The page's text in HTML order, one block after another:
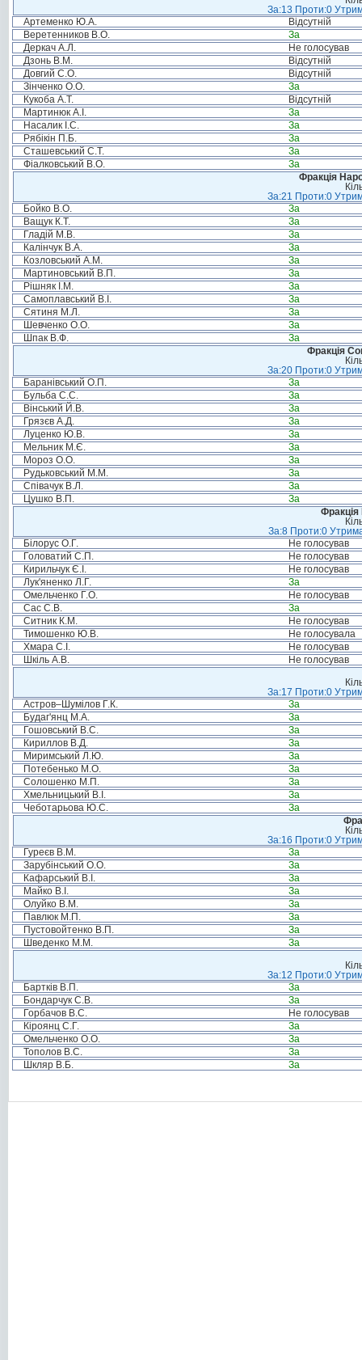
За:13 Проти:0
Артеменко Ю.А.
Відсутній
Веретенников В.О.
За
Деркач А.Л.
Не голосував
Дзонь В.М.
Відсутній
Довгий С.О.
Відсутній
Зінченко О.О.
За
Кукоба А.Т.
Відсутній
Мартинюк А.І.
За
Насалик І.С.
За
Рябікін П.Б.
За
Сташевський С.Т.
За
Фіалковський В.О.
За
Фракція
За:21 Проти:0
Бойко В.О.
За
Ващук К.Т.
За
Гладій М.В.
За
Калінчук В.А.
За
Козловський А.М.
За
Мартиновський В.П.
За
Рішняк І.М.
За
Самоплавський В.І.
За
Сятиня М.Л.
За
Шевченко О.О.
За
Шпак В.Ф.
За
Фракція
За:20 Проти:0
Баранівський О.П.
За
Бульба С.С.
За
Вінський Й.В.
За
Грязєв А.Д.
За
Луценко Ю.В.
За
Мельник М.Є.
За
Мороз О.О.
За
Рудьковський М.М.
За
Співачук В.Л.
За
Цушко В.П.
За
За:8 Проти:0
Білорус О.Г.
Не голосував
Головатий С.П.
Не голосував
Кирильчук Є.І.
Не голосував
Лук'яненко Л.Г.
За
Омельченко Г.О.
Не голосував
Сас С.В.
За
Ситник К.М.
Не голосував
Тимошенко Ю.В.
Не голосувала
Хмара С.І.
Не голосував
Шкіль А.В.
Не голосував
За:17 Проти:0
Астров–Шумілов Г.К.
За
Будаг'янц М.А.
За
Гошовський В.С.
За
Кириллов В.Д.
За
Миримський Л.Ю.
За
Потебенько М.О.
За
Солошенко М.П.
За
Хмельницький В.І.
За
Чеботарьова Ю.С.
За
За:16 Проти:0
Гуреєв В.М.
За
Зарубінський О.О.
За
Кафарський В.І.
За
Майко В.І.
За
Олуйко В.М.
За
Павлюк М.П.
За
Пустовойтенко В.П.
За
Шведенко М.М.
За
За:12 Проти:0
Бартків В.П.
За
Бондарчук С.В.
За
Горбачов В.С.
Не голосував
Кіроянц С.Г.
За
Омельченко О.О.
За
Тополов В.С.
За
Шкляр В.Б.
За